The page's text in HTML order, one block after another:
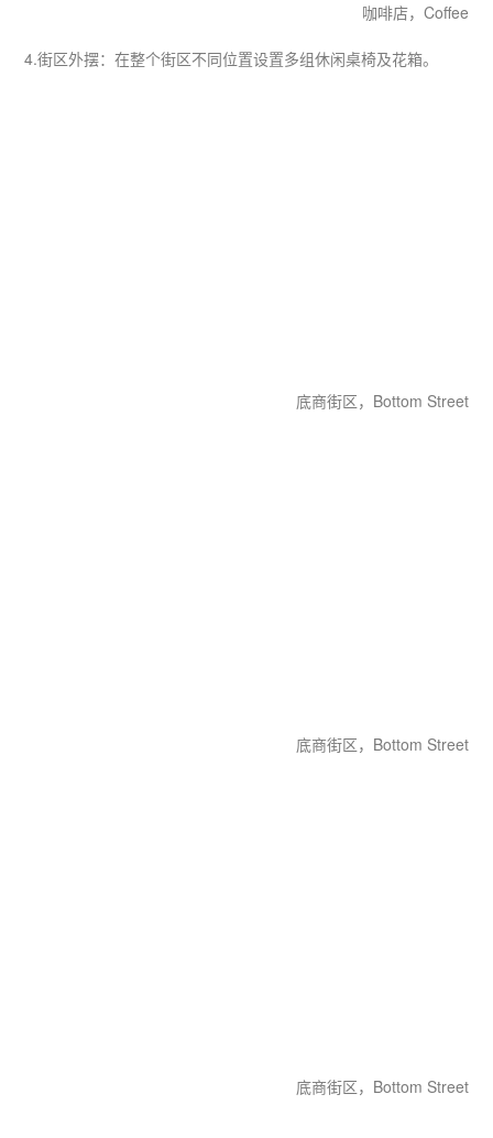
咖啡店​，Coffee
4.街区外摆：在整个街区不同位置设置多组休闲桌椅及花箱。
底商街区，Bottom Street
底商街区，Bottom Street
底商街区，Bottom Street